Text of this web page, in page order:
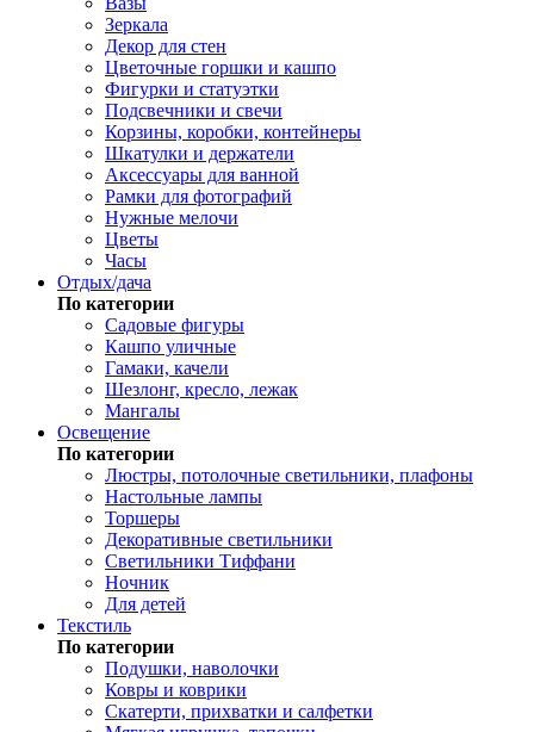
Зеркала
Декор для стен
Цветочные горшки и кашпо
Фигурки и статуэтки
Подсвечники и свечи
Корзины, коробки, контейнеры
Шкатулки и держатели
Аксессуары для ванной
Рамки для фотографий
Нужные мелочи
Цветы
Часы
Отдых/дача
По категории
Садовые фигуры
Кашпо уличные
Гамаки, качели
Шезлонг, кресло, лежак
Мангалы
Освещение
По категории
Люстры, потолочные светильники, плафоны
Настольные лампы
Торшеры
Декоративные светильники
Светильники Тиффани
Ночник
Для детей
Текстиль
По категории
Подушки, наволочки
Ковры и коврики
Скатерти, прихватки и салфетки